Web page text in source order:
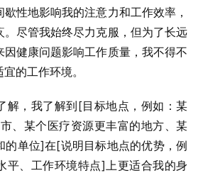
性地影响我的注意力和工作效率，
尽管我始终尽力克服，但为了长远
因健康问题影响工作质量，我不得不
的工作环境。
解，我了解到[目标地点，例如：某
、某个医疗资源更丰富的地方、某
的单位]在[说明目标地点的优势，例
平、工作环境特点]上更适合我的身